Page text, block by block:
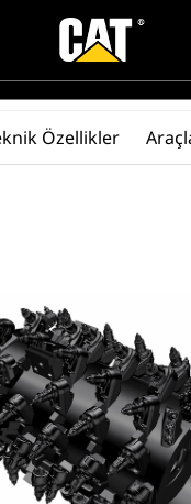
Özellikler